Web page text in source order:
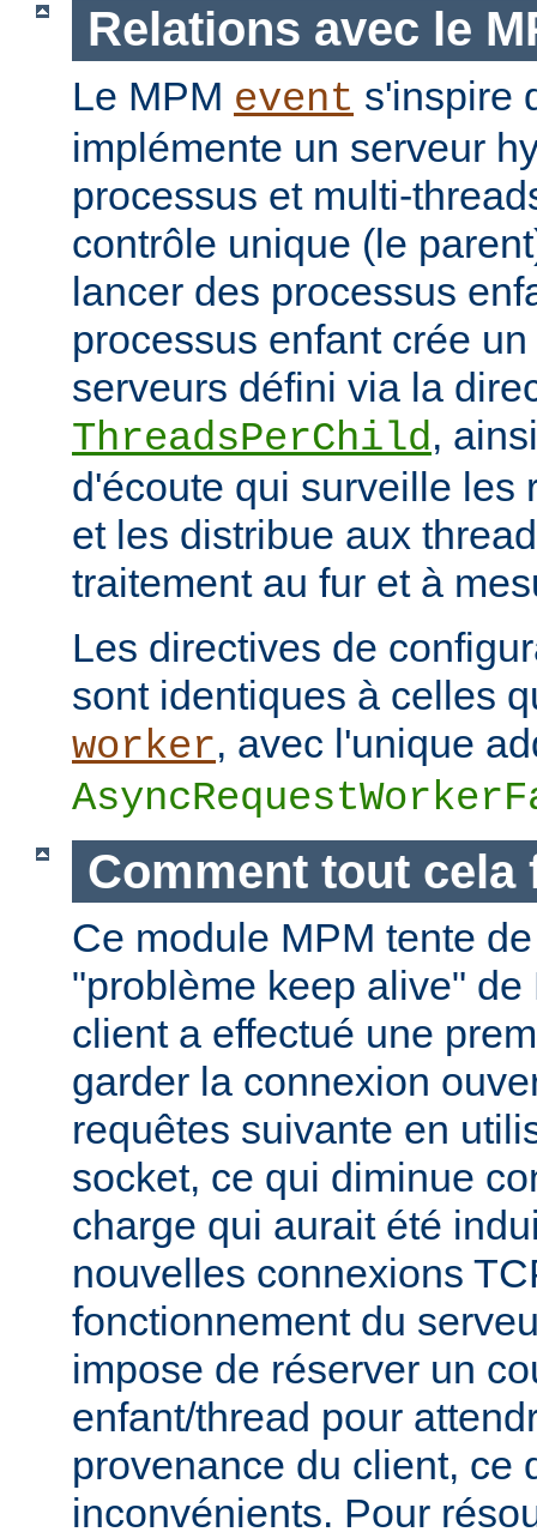
Relations avec le
Le MPM event s'inspire
implémente un serveur
processus et multi-
contrôle unique (le
lancer des processus
processus enfant crée
serveurs défini via la
ThreadsPerChild,
d'écoute qui surveille les
et les distribue aux
traitement au fur et à
Les directives de
sont identiques à celles
worker, avec l'unique
Comment tout cela
Ce module MPM tente
"problème keep alive" de
client a effectué une
garder la connexion
requêtes suivante en
socket, ce qui diminue
charge qui aurait été
nouvelles connexions
fonctionnement du
impose de réserver un
enfant/thread pour
provenance du client, ce
inconvénients. Pour